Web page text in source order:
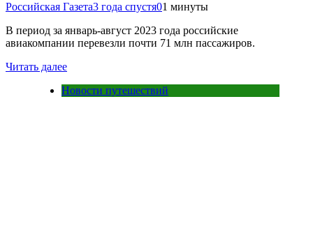
Российская Газета3 года спустя01 минуты
В период за январь-август 2023 года российские
авиакомпании перевезли почти 71 млн пассажиров.
Читать далее
Новости путешествий